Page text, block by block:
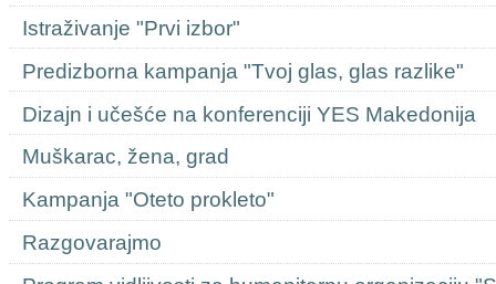
Istraživanje "Prvi izbor"
Predizborna kampanja "Tvoj glas, glas razlike"
Dizajn i učešće na konferenciji YES Makedonija
Muškarac, žena, grad
Kampanja "Oteto prokleto"
Razgovarajmo